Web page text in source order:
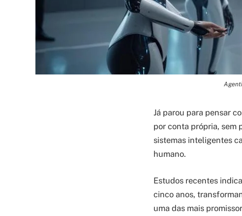
Já parou para pensar
por conta própria, sem
sistemas inteligentes
humano.
Estudos recentes
cinco anos,
uma das mais